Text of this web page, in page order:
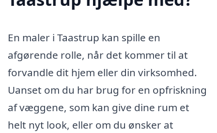
En maler i Taastrup kan spille en
afgørende rolle, når det kommer til at
forvandle dit hjem eller din virksomhed.
Uanset om du har brug for en opfriskning
af væggene, som kan give dine rum et
helt nyt look, eller om du ønsker at